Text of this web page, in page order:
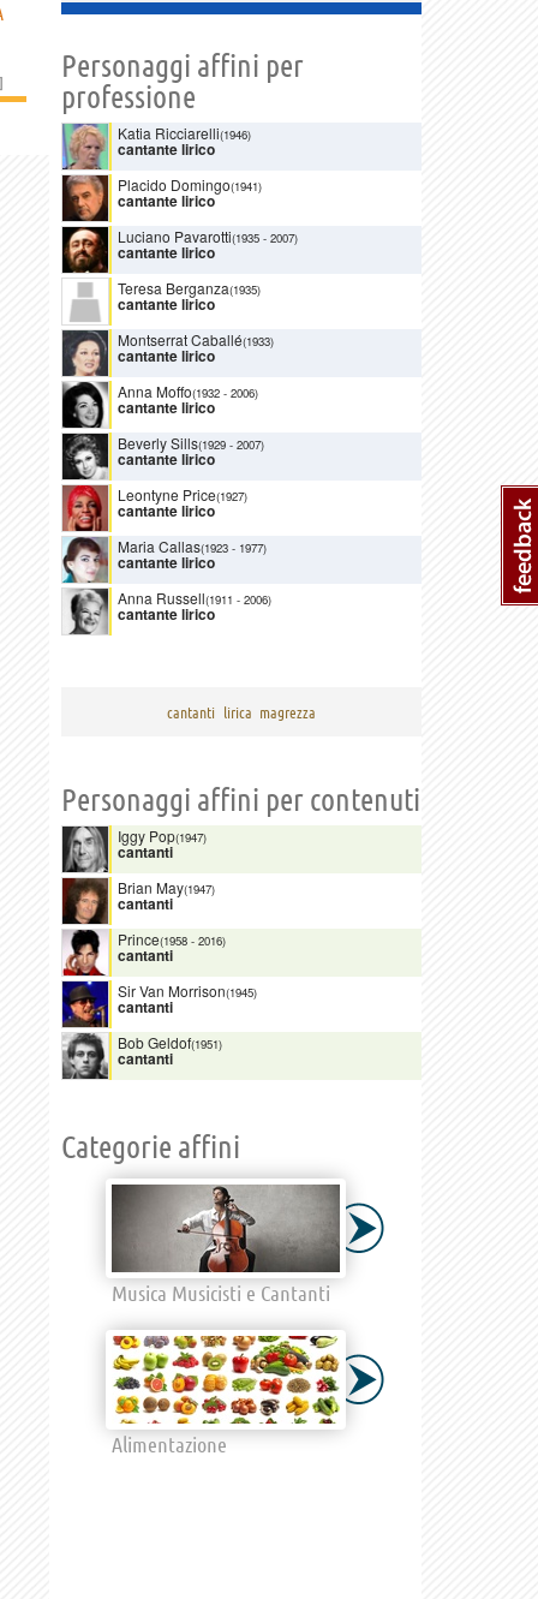
]
Personaggi affini per
professione
Katia Ricciarelli(1946)
cantante lirico
Placido Domingo(1941)
cantante lirico
Luciano Pavarotti(1935 - 2007)
cantante lirico
Teresa Berganza(1935)
cantante lirico
Montserrat Caballé(1933)
cantante lirico
Anna Moffo(1932 - 2006)
cantante lirico
Beverly Sills(1929 - 2007)
cantante lirico
Leontyne Price(1927)
cantante lirico
Maria Callas(1923 - 1977)
cantante lirico
Anna Russell(1911 - 2006)
cantante lirico
cantanti lirica magrezza
Personaggi affini per contenuti
Iggy Pop(1947)
cantanti
Brian May(1947)
cantanti
Prince(1958 - 2016)
cantanti
Sir Van Morrison(1945)
cantanti
Bob Geldof(1951)
cantanti
Categorie affini
Musica Musicisti e Cantanti
Alimentazione